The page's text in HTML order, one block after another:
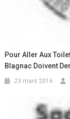
Pour Aller Aux
Blagnac Doivent
23 mars 2016